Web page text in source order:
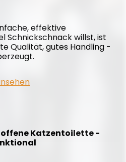
effektive
Schnickschnack willst, ist
Qualität, gutes Handling -
offene Katzentoilette -